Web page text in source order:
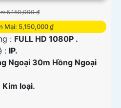
5,150,000 ₫
Mại: 5,150,000 ₫
: FULL HD 1080P .
: IP.
Ngoại 30m Hồng Ngoại
Kim loại.